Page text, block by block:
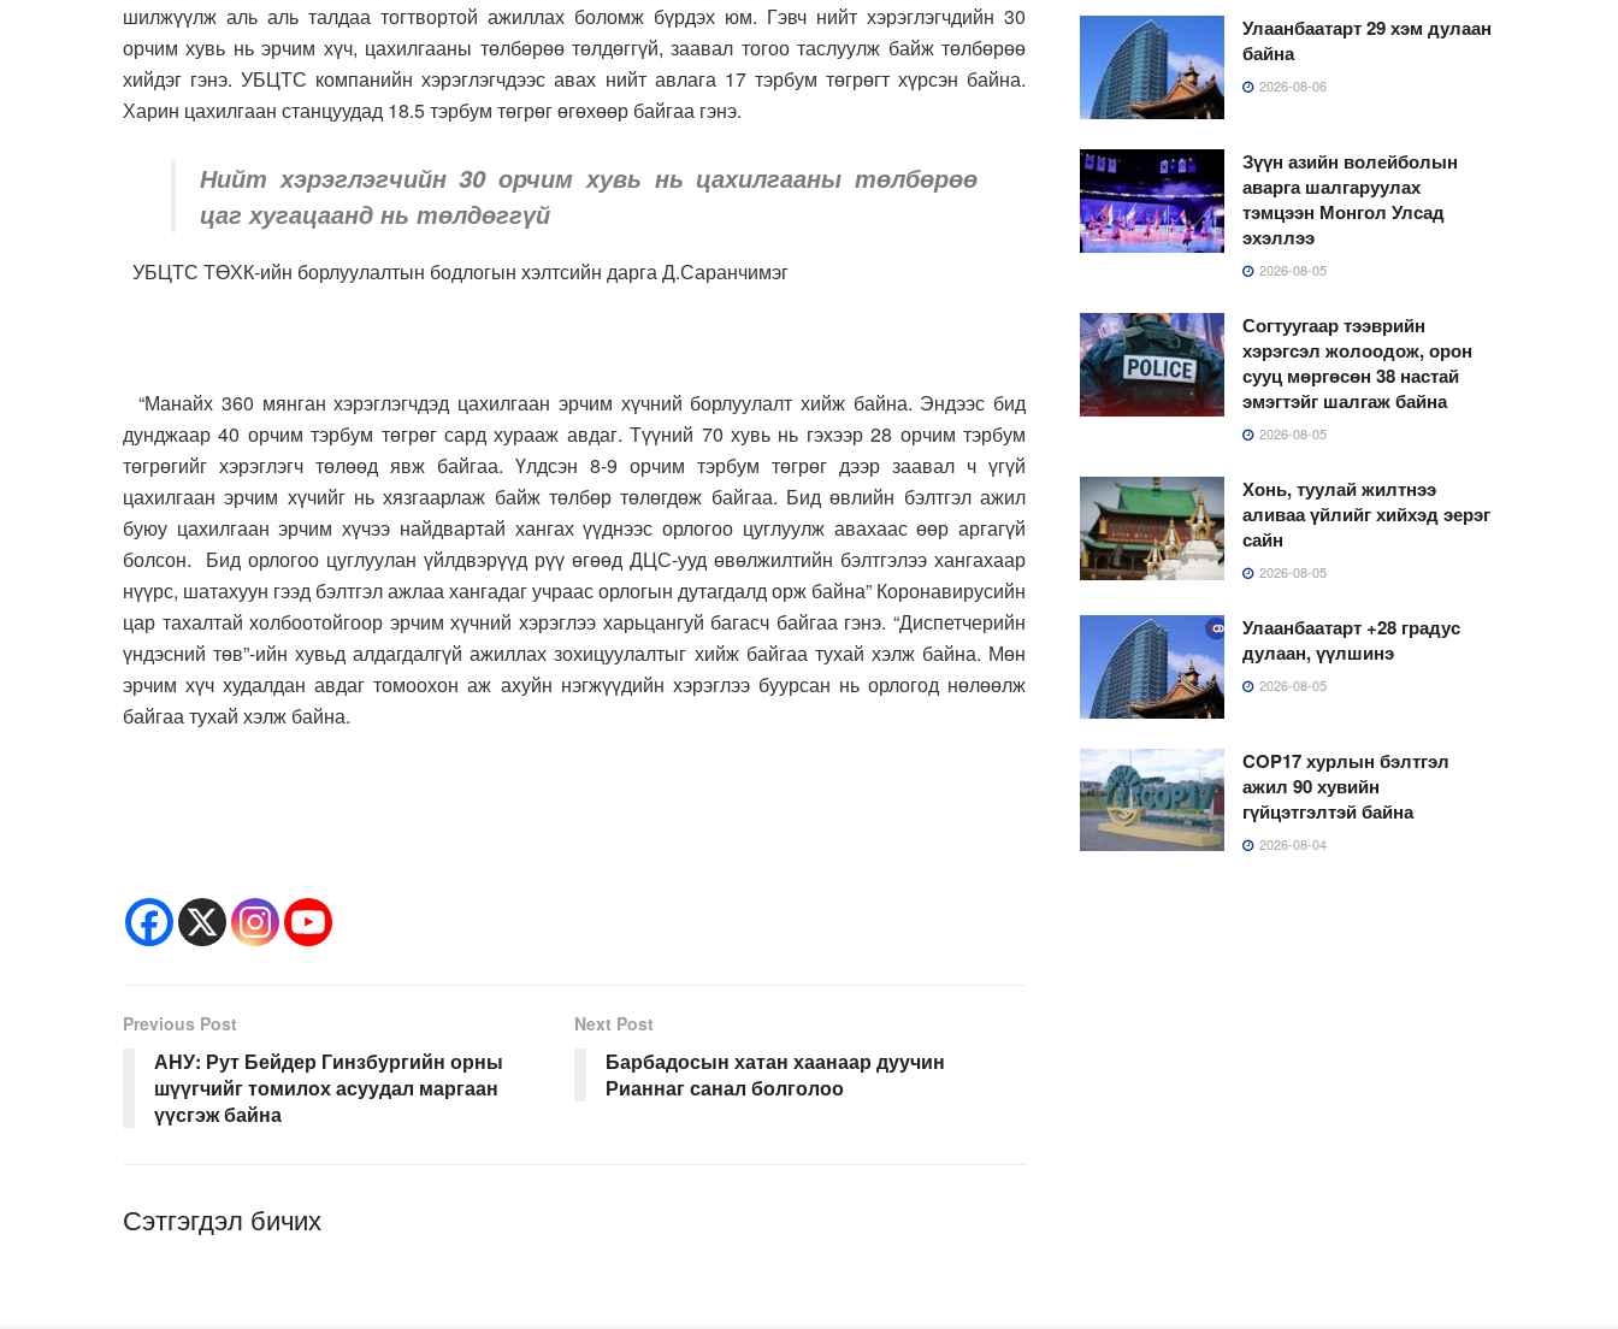
шилжүүлж аль аль талдаа тогтвортой ажиллах боломж бүрдэх юм. Гэвч нийт хэрэглэгчдийн 30
орчим хувь нь эрчим хүч, цахилгааны төлбөрөө төлдөггүй, заавал тогоо таслуулж байж төлбөрөө
хийдэг гэнэ. УБЦТС компанийн хэрэглэгчдээс авах нийт авлага 17 тэрбум төгрөгт хүрсэн байна.
Харин цахилгаан станцуудад 18.5 тэрбум төгрөг өгөхөөр байгаа гэнэ.
Нийт хэрэглэгчийн 30 орчим хувь нь цахилгааны төлбөрөө
цаг хугацаанд нь төлдөггүй
УБЦТС ТӨХК-ийн борлуулалтын бодлогын хэлтсийн дарга Д.Саранчимэг
“Манайх 360 мянган хэрэглэгчдэд цахилгаан эрчим хүчний борлуулалт хийж байна. Эндээс бид
дунджаар 40 орчим тэрбум төгрөг сард хурааж авдаг. Түүний 70 хувь нь гэхээр 28 орчим тэрбум
төгрөгийг хэрэглэгч төлөөд явж байгаа. Үлдсэн 8-9 орчим тэрбум төгрөг дээр заавал ч үгүй
цахилгаан эрчим хүчийг нь хязгаарлаж байж төлбөр төлөгдөж байгаа. Бид өвлийн бэлтгэл ажил
буюу цахилгаан эрчим хүчээ найдвартай хангах үүднээс орлогоо цуглуулж авахаас өөр аргагүй
болсон. Бид орлогоо цуглуулан үйлдвэрүүд рүү өгөөд ДЦС-ууд өвөлжилтийн бэлтгэлээ хангахаар
нүүрс, шатахуун гээд бэлтгэл ажлаа хангадаг учраас орлогын дутагдалд орж байна” Коронавирусийн
цар тахалтай холбоотойгоор эрчим хүчний хэрэглээ харьцангуй багасч байгаа гэнэ. “Диспетчерийн
үндэсний төв”-ийн хувьд алдагдалгүй ажиллах зохицуулалтыг хийж байгаа тухай хэлж байна. Мөн
эрчим хүч худалдан авдаг томоохон аж ахуйн нэгжүүдийн хэрэглээ буурсан нь орлогод нөлөөлж
байгаа тухай хэлж байна.
Previous Post
АНУ: Рут Бейдер Гинзбургийн орны
шүүгчийг томилох асуудал маргаан
үүсгэж байна
Next Post
Барбадосын хатан хаанаар дуучин
Рианнаг санал болголоо
Сэтгэгдэл бичих
Улаанбаатарт 29 хэм дулаан
байна
2026-08-06
Зүүн азийн волейболын
аварга шалгаруулах
тэмцээн Монгол Улсад
эхэллээ
2026-08-05
Согтуугаар тээврийн
хэрэгсэл жолоодож, орон
сууц мөргөсөн 38 настай
эмэгтэйг шалгаж байна
2026-08-05
Хонь, туулай жилтнээ
аливаа үйлийг хийхэд эерэг
сайн
2026-08-05
Улаанбаатарт +28 градус
дулаан, үүлшинэ
2026-08-05
COP17 хурлын бэлтгэл
ажил 90 хувийн
гүйцэтгэлтэй байна
2026-08-04